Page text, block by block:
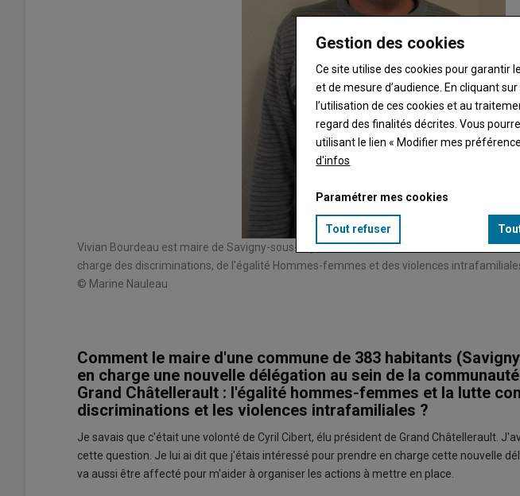
Vivian Bourdeau est maire de Savigny-sous-Faye. Il est aussi conseiller communautaire
charge des discriminations, de l'égalité Hommes-femmes et des violences
© Marine Nauleau
Comment le maire d'une commune de 383 habitants
en charge une nouvelle délégation au sein de la
Grand Châtellerault : l'égalité hommes-femmes et la lutte
discriminations et les violences intrafamiliales ?
Je savais que c'était une volonté de Cyril Cibert, élu président de Grand Châtellerault.
cette question. Je lui ai dit que j'étais intéressé pour prendre en charge cette nouvelle
va aussi être affecté pour m'aider à organiser les actions à mettre en place.
Gestion des cookies
Ce site utilise des cookies pour garantir
et de mesure d’audience. En cliquant
l’utilisation de ces cookies et au
regard des finalités décrites. Vous
utilisant le lien « Modifier mes
d'infos
Paramétrer mes cookies
Tout refuser